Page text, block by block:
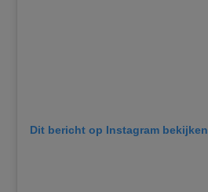
Dit bericht op Instagram bekijken